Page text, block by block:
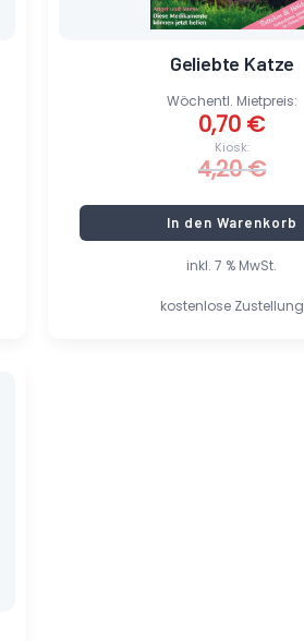
inkl. 7 % MwSt.
kostenlose Zustellung
Geliebte Katze
Kiosk:
4,20€
Wöchentl. Mietpreis:
0,70 €
In den Warenkorb